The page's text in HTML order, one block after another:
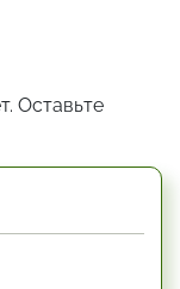
Оставьте